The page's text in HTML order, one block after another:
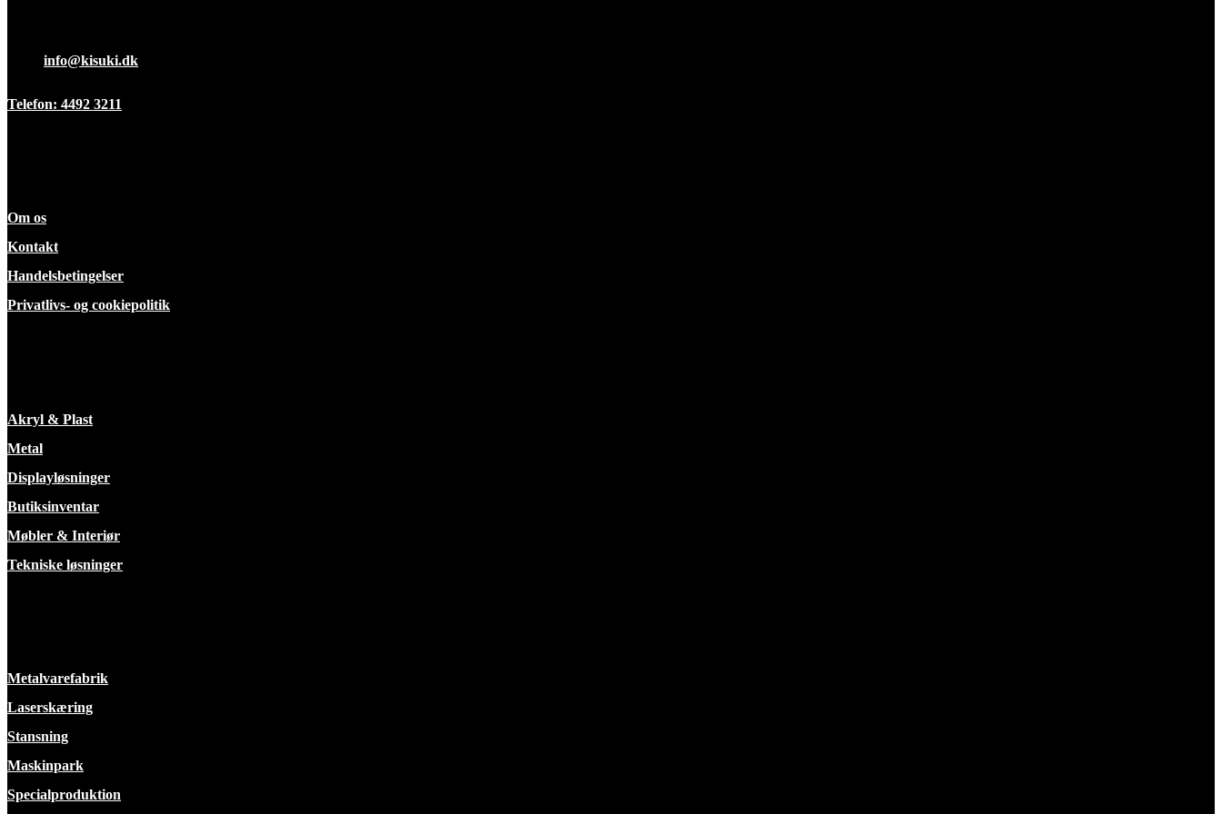
info@kisuki.dk
Telefon: 4492 3211
Om os
Kontakt
Handelsbetingelser
Privatlivs- og cookiepolitik
Akryl & Plast
Metal
Displayløsninger
Butiksinventar
Møbler & Interiør
Tekniske løsninger
Metalvarefabrik
Laserskæring
Stansning
Maskinpark
Specialproduktion